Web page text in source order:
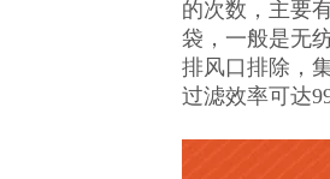
的次数，主要
袋，一般是无
排风口排除，
过滤效率可达